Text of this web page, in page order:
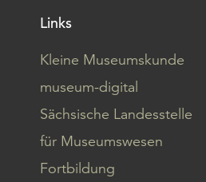
Links
Kleine Museumskunde
museum-digital
Sächsische Landesstelle
für Museumswesen
Fortbildung